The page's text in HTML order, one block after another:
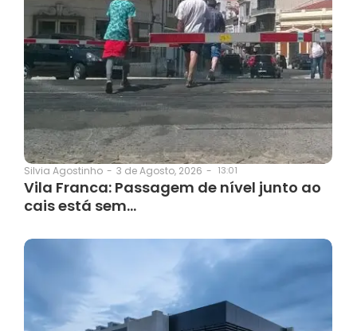
Silvia Agostinho - 3 de Agosto, 2026 - 13:01
Vila Franca: Passagem de nível junto ao
cais está sem…